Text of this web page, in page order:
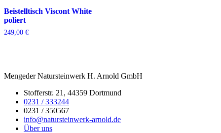
Beistelltisch Viscont White
poliert
249,00 €
Mengeder Natursteinwerk H. Arnold GmbH
Stofferstr. 21, 44359 Dortmund
0231 / 333244
0231 / 350567
info@natursteinwerk-arnold.de
Über uns